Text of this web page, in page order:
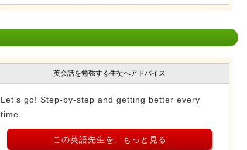
英会話を勉強する生徒へアドバイス
Let's go! Step-by-step and getting better every
time.
この英語先生を、もっと見る